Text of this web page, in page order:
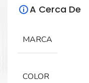
Para
3260,
A Cerca De
MARCA
COLOR